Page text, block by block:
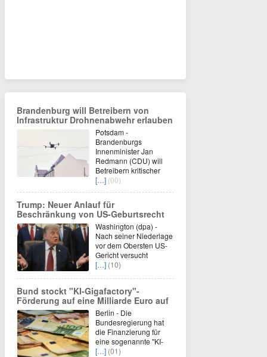
Brandenburg will Betreibern von
Infrastruktur Drohnenabwehr erlauben
Potsdam -
Brandenburgs
Innenminister Jan
Redmann (CDU) will
Betreibern kritischer
[…] (00)
Trump: Neuer Anlauf für
Beschränkung von US-Geburtsrecht
Washington (dpa) -
Nach seiner Niederlage
vor dem Obersten US-
Gericht versucht
[…] (10)
Bund stockt "KI-Gigafactory"-
Förderung auf eine Milliarde Euro auf
Berlin - Die
Bundesregierung hat
die Finanzierung für
eine sogenannte "KI-
[…] (01)